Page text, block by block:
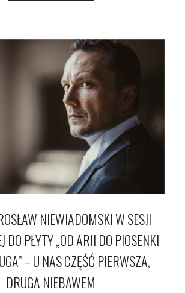
NIEWIADOMSKI W SESJI
DO PŁYTY „OD ARII DO PIOSENKI
– U NAS CZĘŚĆ PIERWSZA,
DRUGA NIEBAWEM